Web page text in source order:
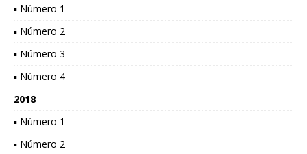
▪ Número 1
▪ Número 2
▪ Número 3
▪ Número 4
2018
▪ Número 1
▪ Número 2